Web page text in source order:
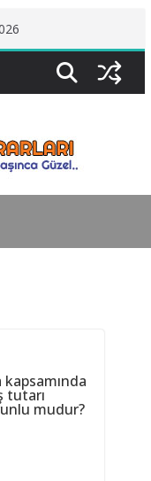
kapsamında
tutarı
mudur?